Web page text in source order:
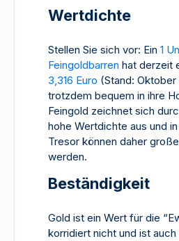
Wertdichte
Stellen Sie sich vor: Ein 1
Feingoldbarren hat derzeit
3,316 Euro (Stand:
trotzdem bequem in ihre
Feingold zeichnet sich
hohe Wertdichte aus und
Tresor können daher
werden.
Beständigkeit
Gold ist ein Wert für die
korridiert nicht und ist